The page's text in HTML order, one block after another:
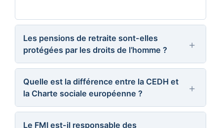
Les pensions de retraite sont-elles
protégées par les droits de l’homme ?
Oui, indirectement. La CEDH a reconnu
que les pensions de retraite constituent
des « biens » protégés par l’article 1 du
Protocole n° 1 lorsqu’elles sont fondées sur
Quelle est la différence entre la CEDH et
la Charte sociale européenne ?
La CEDH (Convention européenne des
droits de l’homme) protège principalement
Le FMI est-il responsable des